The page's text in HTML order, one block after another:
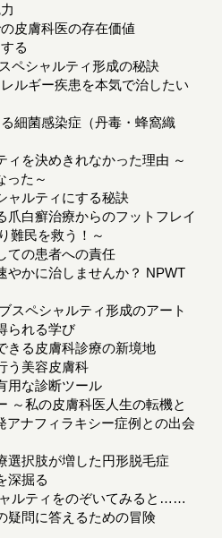
皮膚科医の存在価値
る
ペシャルティ形成の秘訣
ルギー疾患を本気で治したい
細菌感染症（丹毒・蜂窩織
を決めきれなかった理由 ～
った～
ルティにする秘訣
白癬治療からのフットフレイ
難民を救う！～
の患者への責任
かに治しませんか？ NPWT
スペシャルティ形成のアート
られる学び
る皮膚科診療の新境地
う美容皮膚科
用な診断ツール
私の皮膚科医人生の転機と
アナフィラキシー症例との出会
択肢が増した円形脱毛症
深掘る
ルティをのぞいてみると……
問に答えるための冒険